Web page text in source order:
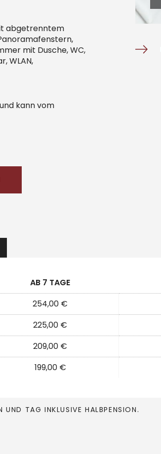
abgetrenntem
mit Dusche, WC,
WLAN,
kann vom
AB 7 TAGE
254,00 €
225,00 €
209,00 €
199,00 €
UND TAG INKLUSIVE HALBPENSION.